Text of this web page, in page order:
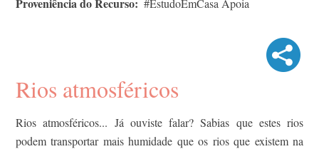
#EstudoEmCasa Apoia
Rios atmosféricos
Rios atmosféricos... Já ouviste falar? Sabias que estes rios
podem transportar mais humidade que os rios que existem na